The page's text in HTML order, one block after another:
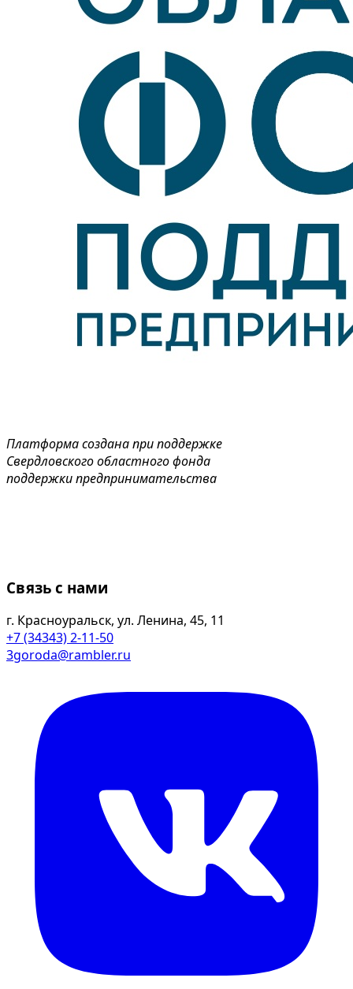
Платформа создана при поддержке
Свердловского областного фонда
поддержки предпринимательства
Связь с нами
г. Красноуральск, ул. Ленина, 45, 11
+7 (34343) 2-11-50
3goroda@rambler.ru